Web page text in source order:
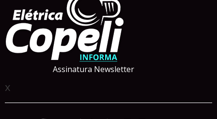
Assinatura Newsletter
x